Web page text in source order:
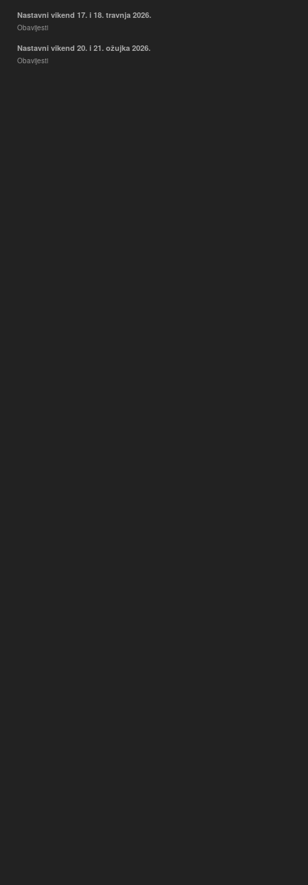
Nastavni vikend 17. i 18. travnja 2026.
Obavijesti
Nastavni vikend 20. i 21. ožujka 2026.
Obavijesti